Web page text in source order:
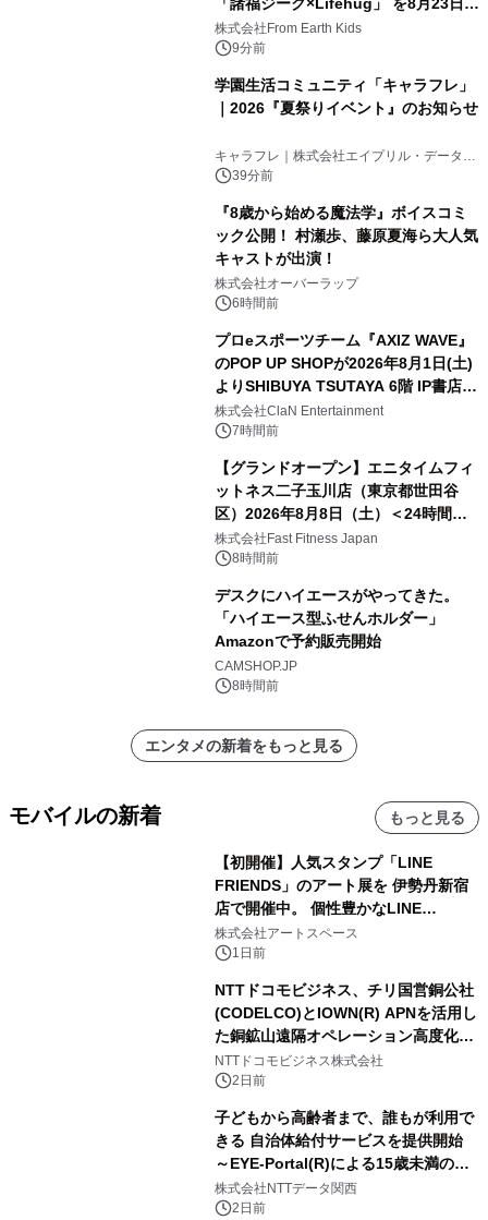
(日)開催
株式会社From Earth Kids
9分前
学園生活コミュニティ「キャラフレ」
｜2026『夏祭りイベント』のお知らせ
キャラフレ｜株式会社エイプリル・データ・
デザインズ
39分前
『8歳から始める魔法学』ボイスコミ
ック公開！ 村瀬歩、藤原夏海ら大人気
キャストが出演！
株式会社オーバーラップ
6時間前
プロeスポーツチーム『AXIZ WAVE』
のPOP UP SHOPが2026年8月1日(土)
よりSHIBUYA TSUTAYA 6階 IP書店で
開催決定！！
株式会社ClaN Entertainment
7時間前
【グランドオープン】エニタイムフィ
ットネス二子玉川店（東京都世田谷
区）2026年8月8日（土）＜24時間年
中無休のフィットネスジム＞
株式会社Fast Fitness Japan
8時間前
デスクにハイエースがやってきた。
「ハイエース型ふせんホルダー」
Amazonで予約販売開始
CAMSHOP.JP
8時間前
エンタメの新着をもっと見る
モバイルの新着 もっと見る
【初開催】人気スタンプ「LINE
FRIENDS」のアート展を 伊勢丹新宿
店で開催中。 個性豊かなLINE
FRIENDSの仲間たちが インテリアア
ートとして新たな魅力を発信。
株式会社アートスペース
1日前
NTTドコモビジネス、チリ国営銅公社
(CODELCO)とIOWN(R) APNを活用し
た銅鉱山遠隔オペレーション高度化に
向けた調査・実証を開始
NTTドコモビジネス株式会社
2日前
子どもから高齢者まで、誰もが利用で
きる 自治体給付サービスを提供開始
～EYE-Portal(R)による15歳未満の本
人認証と デジタルデバイド対策で実現
～
株式会社NTTデータ関西
2日前